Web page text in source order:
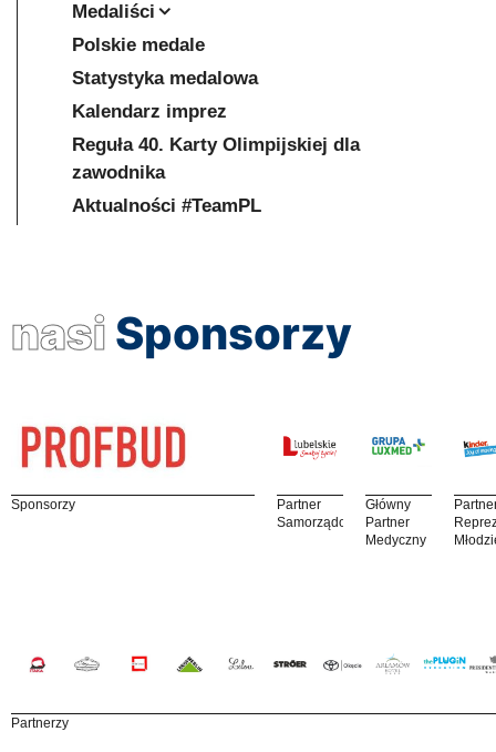
Medaliści
Polskie medale
Statystyka medalowa
Kalendarz imprez
Reguła 40. Karty Olimpijskiej dla
zawodnika
Aktualności #TeamPL
nasi Sponsorzy
Sponsorzy
Partner
Samorządowy
Główny
Partner
Medyczny
Partnerzy